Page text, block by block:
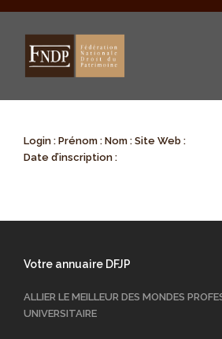
Login : Prénom : Nom : Site Web :
Date d’inscription :
Votre annuaire DFJP
ALLIER LE MEILLEUR DES MONDES
UNIVERSITAIRE